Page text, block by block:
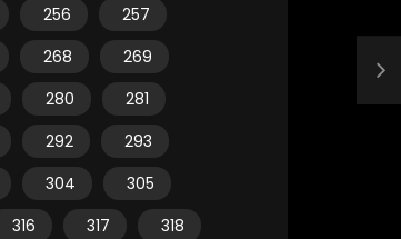
256
257
268
269
280
281
292
293
304
305
316 317
318